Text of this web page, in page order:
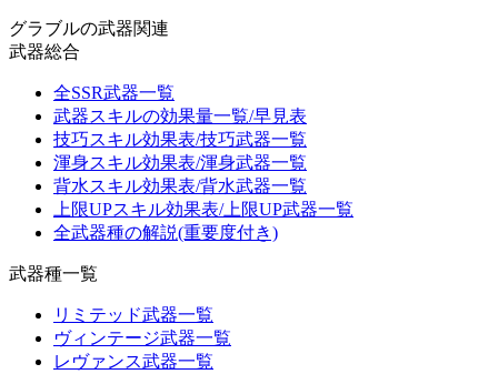
グラブルの武器関連
武器総合
全SSR武器一覧
武器スキルの効果量一覧/早見表
技巧スキル効果表/技巧武器一覧
渾身スキル効果表/渾身武器一覧
背水スキル効果表/背水武器一覧
上限UPスキル効果表/上限UP武器一覧
全武器種の解説(重要度付き)
武器種一覧
リミテッド武器一覧
ヴィンテージ武器一覧
レヴァンス武器一覧